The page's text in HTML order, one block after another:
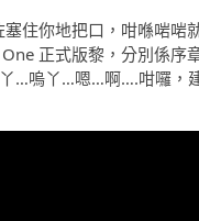
住你地把口，咁喺啱啱
正式版黎，分別係序
…嗚丫…嗯…啊….咁囉，